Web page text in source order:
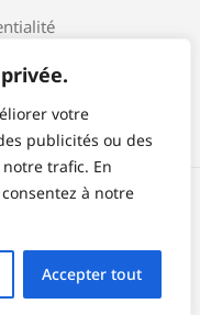
votre
publicités ou des
trafic. En
à notre
Accepter tout
Arrow Design.